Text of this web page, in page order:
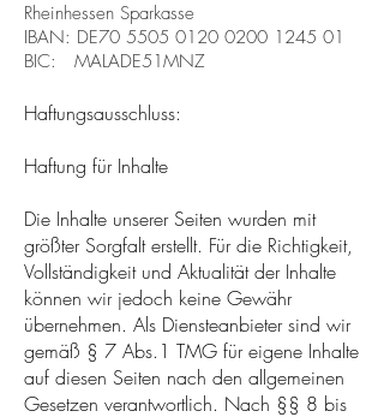
Rheinhessen Sparkasse
IBAN: DE70 5505 0120 0200 1245 01
BIC: MALADE51MNZ
Haftungsausschluss:
Haftung für Inhalte
Die Inhalte unserer Seiten wurden mit
größter Sorgfalt erstellt. Für die Richtigkeit,
Vollständigkeit und Aktualität der Inhalte
können wir jedoch keine Gewähr
übernehmen. Als Diensteanbieter sind wir
gemäß § 7 Abs.1 TMG für eigene Inhalte
auf diesen Seiten nach den allgemeinen
Gesetzen verantwortlich. Nach §§ 8 bis